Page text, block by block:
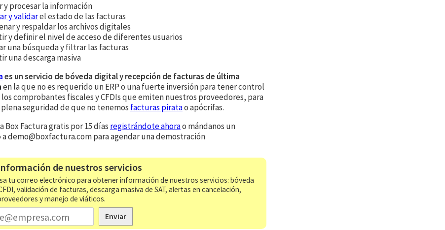
y procesar la información
y validarel estado de las facturas
y respaldar los archivos digitales
y definir el nivel de acceso de diferentes usuarios
una búsqueda y filtrar las facturas
una descarga masiva
es un servicio de bóveda digital y recepción de facturas de última
en la que no es requerido un ERP o una fuerte inversión para tener control
comprobantes fiscales y CFDIs que emiten nuestros proveedores, para
seguridad de que no tenemos facturas piratao apócrifas.
Box Factura gratis por 15 días registrándote ahorao mándanos un
ademo@boxfactura.compara agendar una demostración
de nuestros servicios
tu correo electrónico para obtener información de nuestros servicios: bóveda
validación de facturas, descarga masiva de SAT, alertas en cancelación,
y manejo de viáticos.
Enviar